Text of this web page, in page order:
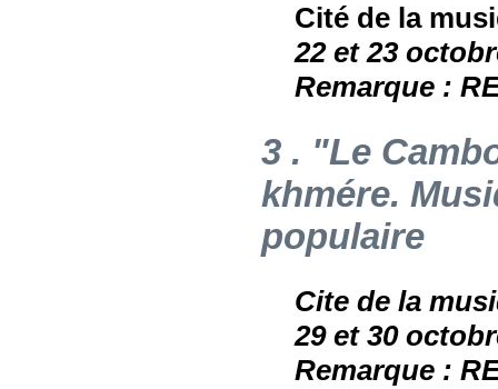
Cité de la
22 et 23
Remarque :
3 . "Le
khmére.
populaire
Cite de la
29 et 30
Remarque :